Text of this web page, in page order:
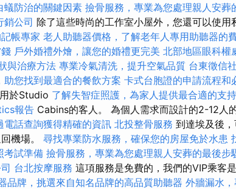
蟻防治的關鍵因素 撿骨服務，專業為您處理親人安葬
銷公司 除了這些時尚的工作室小屋外，您還可以使
帳專家 老人助聽器價格，了解老年人專用助聽器的
戶外婚禮外燴，讓您的婚禮更完美 北部地區眼科權
與治療方法 專業冷氣清洗，提升空氣品質 台東徵信
助您找到最適合的餐飲方案 卡式台胞證的申請流程和
於Studio 了解失智症照護，為家人提供最合適的支持
報告 Cabins的客人。 為個人需求而設計的2-12人
電話查詢獲得精確的資訊 北投整骨服務 到達埃及後
機場。 尋找專業防水服務，確保您的房屋免於水患
考試準備 撿骨服務，專業為您處理親人安葬的最後步
台北按摩服務 這項服務是免費的，我們的VIP乘客
品牌，挑選來自知名品牌的高品質助聽器 外牆漏水